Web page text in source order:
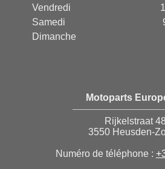
Vendredi
Samedi
Dimanche
Motoparts
Rijkelstraat 48
3550 Heusden-
Numéro de téléphone :